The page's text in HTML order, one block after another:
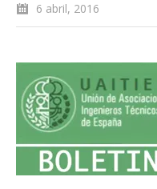
6 abril, 2016